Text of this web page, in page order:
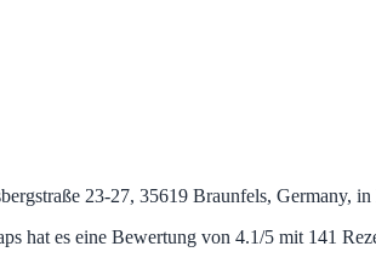
23-27, 35619 Braunfels, Germany,
hat es eine Bewertung von 4.1/5 mit 141